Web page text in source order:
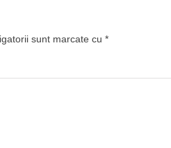
sunt marcate cu *